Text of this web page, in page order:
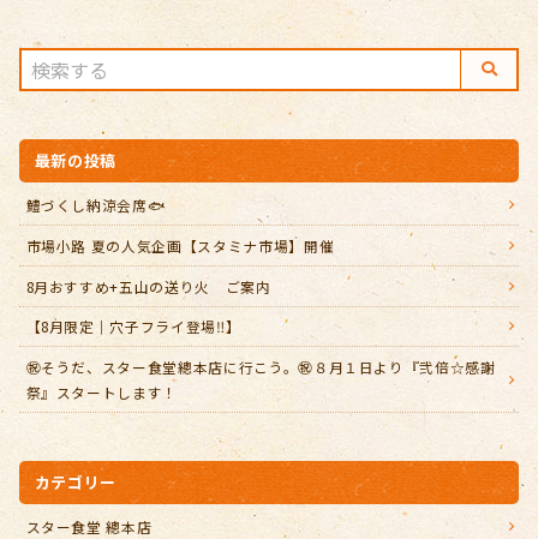
最新の投稿
鱧づくし納涼会席🐟
市場小路 夏の人気企画【スタミナ市場】開催
8月おすすめ+五山の送り火 ご案内
【8月限定｜穴子フライ登場‼️】
㊗️そうだ、スター食堂總本店に行こう。㊗️８月１日より『弐倍☆感謝
祭』スタートします！
カテゴリー
スター食堂 總本店